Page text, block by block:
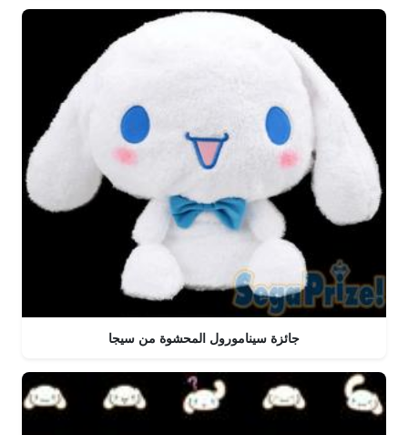
جائزة سينامورول المحشوة من سيجا